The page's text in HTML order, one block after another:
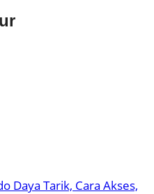
Daya Tarik, Cara Akses,